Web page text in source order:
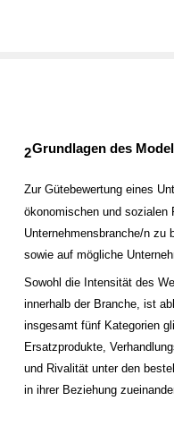
2Grundlagen des
Zur Gütebewertung eines
ökonomischen und sozialen
Unternehmensbranche/n zu
sowie auf mögliche
Sowohl die Intensität des
innerhalb der Branche, ist
insgesamt fünf Kategorien
Ersatzprodukte,
und Rivalität unter den
in ihrer Beziehung